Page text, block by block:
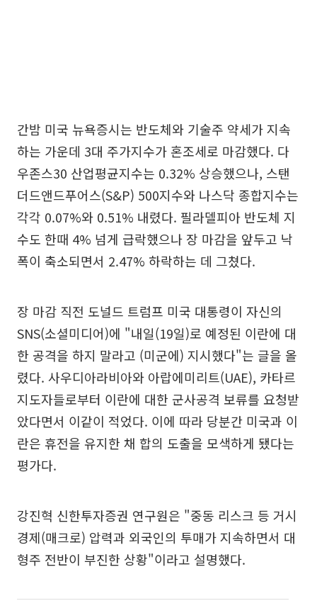
간밤 미국 뉴욕증시는 반도체와 기술주 약세가 지속
하는 가운데 3대 주가지수가 혼조세로 마감했다. 다
우존스30 산업평균지수는 0.32% 상승했으나, 스탠
더드앤드푸어스(S&P) 500지수와 나스닥 종합지수는
각각 0.07%와 0.51% 내렸다. 필라델피아 반도체 지
수도 한때 4% 넘게 급락했으나 장 마감을 앞두고 낙
폭이 축소되면서 2.47% 하락하는 데 그쳤다.
장 마감 직전 도널드 트럼프 미국 대통령이 자신의
SNS(소셜미디어)에 "내일(19일)로 예정된 이란에 대
한 공격을 하지 말라고 (미군에) 지시했다"는 글을 올
렸다. 사우디아라비아와 아랍에미리트(UAE), 카타르
지도자들로부터 이란에 대한 군사공격 보류를 요청받
았다면서 이같이 적었다. 이에 따라 당분간 미국과 이
란은 휴전을 유지한 채 합의 도출을 모색하게 됐다는
평가다.
강진혁 신한투자증권 연구원은 "중동 리스크 등 거시
경제(매크로) 압력과 외국인의 투매가 지속하면서 대
형주 전반이 부진한 상황"이라고 설명했다.